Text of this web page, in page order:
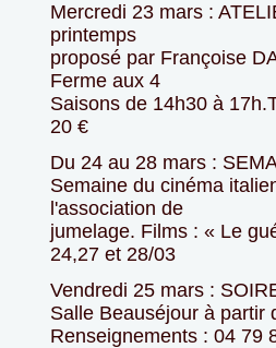
Mercredi 23 mars :
printemps
proposé par Françoise
Ferme aux 4
Saisons de 14h30 à
20 €
Du 24 au 28 mars :
Semaine du cinéma
l'association de
jumelage. Films : « Le
24,27 et 28/03
Vendredi 25 mars :
Salle Beauséjour à partir
Renseignements : 04 79